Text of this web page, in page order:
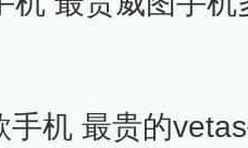
手机 最贵的